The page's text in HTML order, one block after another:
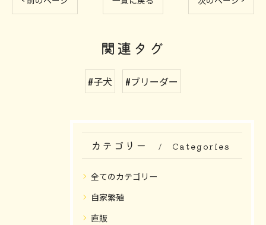
関連タグ
#子犬 #ブリーダー
カテゴリー Categories
全てのカテゴリー
自家繁殖
直販